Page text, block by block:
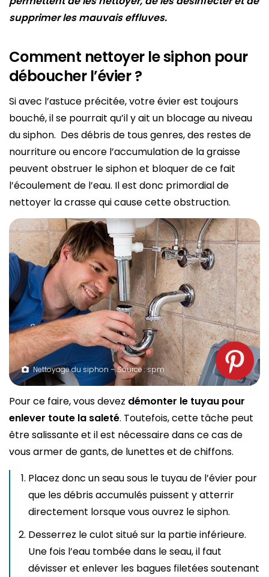
supprimer les mauvais effluves.
Comment nettoyer le siphon pour
déboucher l’évier ?
Si avec l’astuce précitée, votre évier est toujours
bouché, il se pourrait qu’il y ait un blocage au niveau
du siphon. Des débris de tous genres, des restes de
nourriture ou encore l’accumulation de la graisse
peuvent obstruer le siphon et bloquer de ce fait
l’écoulement de l’eau. Il est donc primordial de
nettoyer la crasse qui cause cette obstruction.
Nettoyage du siphon – Source : spm
Pour ce faire, vous devez démonter le tuyau pour
enlever toute la saleté. Toutefois, cette tâche peut
être salissante et il est nécessaire dans ce cas de
vous armer de gants, de lunettes et de chiffons.
Placez donc un seau sous le tuyau de l’évier pour
que les débris accumulés puissent y atterrir
directement lorsque vous ouvrez le siphon.
Desserrez le culot situé sur la partie inférieure.
Une fois l’eau tombée dans le seau, il faut
dévisser et enlever les bagues filetées soutenant